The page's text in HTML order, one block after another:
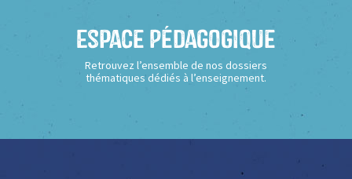
Espace Pédagogique
Retrouvez l’ensemble de nos dossiers
thématiques dédiés à l’enseignement.